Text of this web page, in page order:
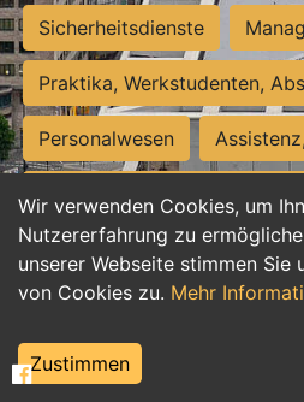
Wir verwenden Cookies, um
Nutzererfahrung zu
unserer Webseite stimmen Sie
von Cookies zu. Mehr
Zustimmen
Sicherheitsdienste
Praktika, Werkstudenten,
Personalwesen
Hilfskräfte, Aushilfs- und
Einkauf, Logistik,
Weiterbildung, Studium,
Tourismus